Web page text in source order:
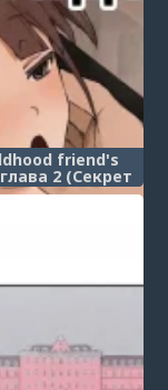
friend's
2 (Секрет
детства 2)